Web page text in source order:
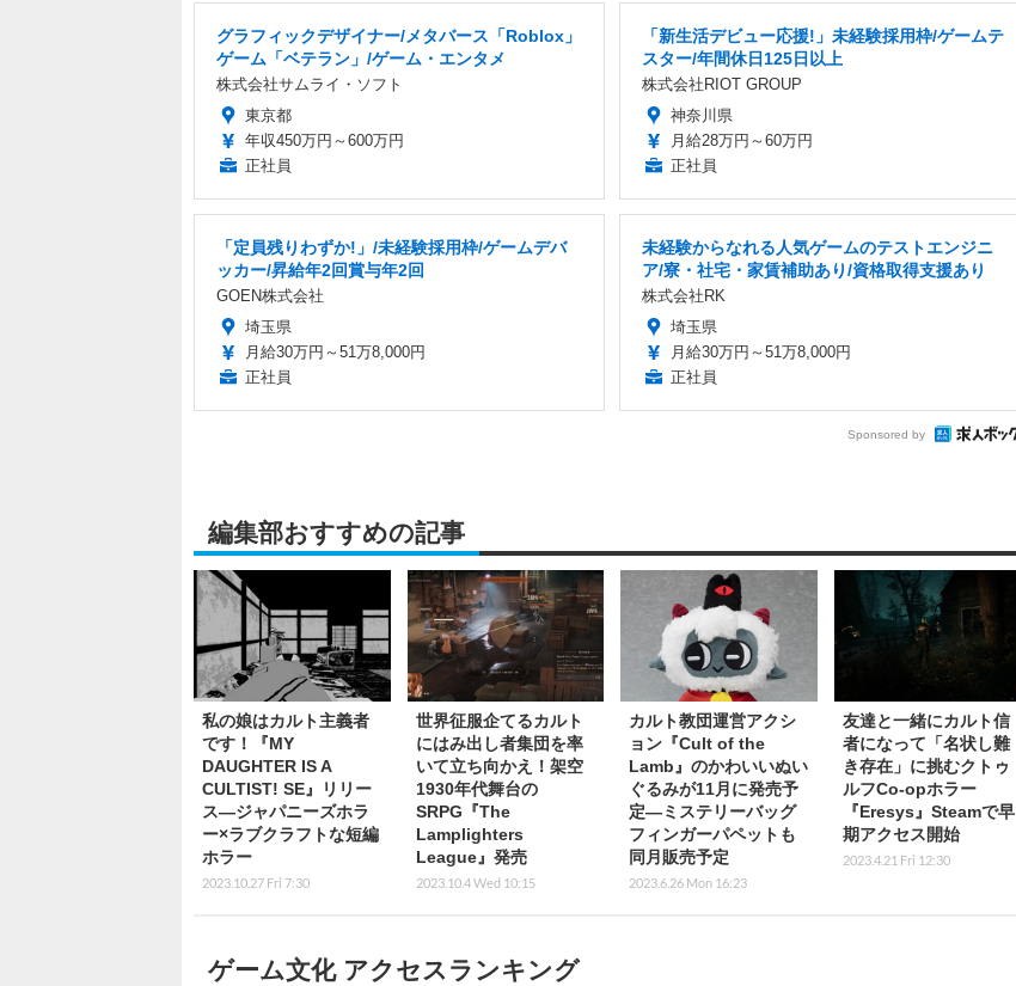
グラフィックデザイナー/メタバース「Roblox」
ゲーム「ベテラン」/ゲーム・エンタメ
株式会社サムライ・ソフト
東京都
年収450万円～600万円
正社員
「新生活デビュー応援!」未経験採用枠/ゲームテ
スター/年間休日125日以上
株式会社RIOT GROUP
神奈川県
月給28万円～60万円
正社員
「定員残りわずか!」/未経験採用枠/ゲームデバ
ッカー/昇給年2回賞与年2回
GOEN株式会社
埼玉県
月給30万円～51万8,000円
正社員
未経験からなれる人気ゲームのテストエンジニ
ア/寮・社宅・家賃補助あり/資格取得支援あり
株式会社RK
埼玉県
月給30万円～51万8,000円
正社員
Sponsored by
編集部おすすめの記事
私の娘はカルト主義者
です！『MY
DAUGHTER IS A
CULTIST! SE』リリー
ス―ジャパニーズホラ
ー×ラブクラフトな短編
ホラー
2023.10.27 Fri 7:30
世界征服企てるカルト
にはみ出し者集団を率
いて立ち向かえ！架空
1930年代舞台の
SRPG『The
Lamplighters
League』発売
2023.10.4 Wed 10:15
カルト教団運営アクシ
ョン『Cult of the
Lamb』のかわいいぬい
ぐるみが11月に発売予
定―ミステリーバッグ
フィンガーパペットも
同月販売予定
2023.6.26 Mon 16:23
友達と一緒にカルト信
者になって「名状し難
き存在」に挑むクトゥ
ルフCo-opホラー
『Eresys』Steamで早
期アクセス開始
2023.4.21 Fri 12:30
ゲーム文化 アクセスランキング